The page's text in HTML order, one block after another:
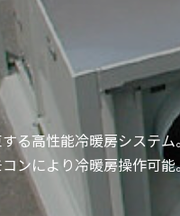
る高性能冷暖房システム。
ンにより冷暖房操作可